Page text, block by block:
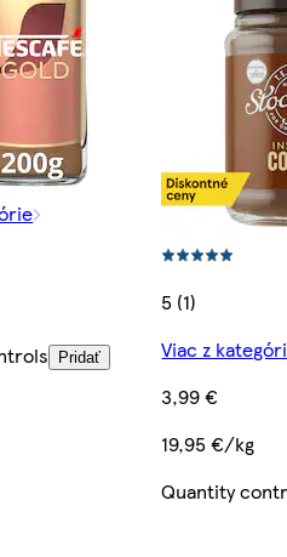
Pridať
5 (1)
Viac z
3,99 €
19,95 €/kg
Quantity